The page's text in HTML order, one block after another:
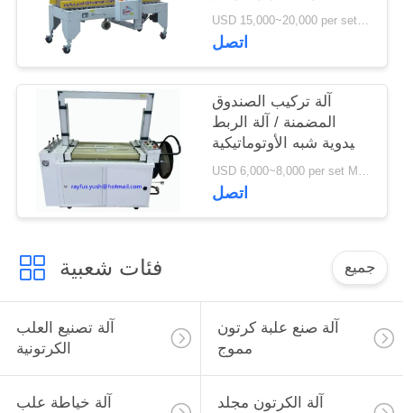
الآلة ناقل تلقائي
USD 15,000~20,000 per set MOQ:1 مجموعة
اتصل
آلة تركيب الصندوق
المضمنة / آلة الربط
اليدوية شبه الأوتوماتيكية
للصندوق
USD 6,000~8,000 per set MOQ:1 مجموعة
اتصل
فئات شعبية جميع
آلة تصنيع العلب
الكرتونية
آلة صنع علبة كرتون
مموج
آلة خياطة علب
آلة الكرتون مجلد